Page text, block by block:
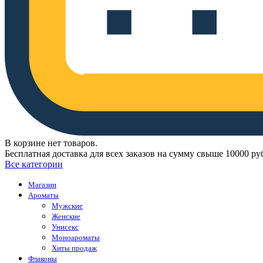
В корзине нет товаров.
Бесплатная доставка для всех заказов на сумму свыше 10000
Все категории
Магазин
Ароматы
Мужские
Женские
Унисекс
Моноароматы
Хиты продаж
Флаконы